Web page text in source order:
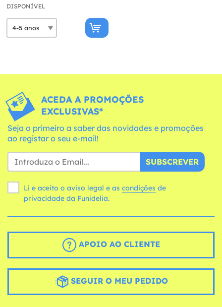
DISPONÍVEL
ACEDA A PROMOÇÕES
EXCLUSIVAS*
Seja o primeiro a saber das novidades e promoções
ao registar o seu e-mail!
SUBSCREVER
Li e aceito o aviso legal e as condições
privacidade da Funidelia.
APOIO AO CLIENTE
SEGUIR O MEU PEDIDO